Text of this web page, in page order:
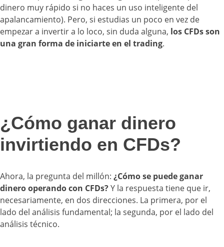
dinero muy rápido si no haces un uso inteligente del
apalancamiento). Pero, si estudias un poco en vez de
empezar a invertir a lo loco, sin duda alguna, los CFDs son
una gran forma de iniciarte en el trading.
¿Cómo ganar dinero
invirtiendo en CFDs?
Ahora, la pregunta del millón: ¿Cómo se puede ganar
dinero operando con CFDs?Y la respuesta tiene que ir,
necesariamente, en dos direcciones. La primera, por el
lado del análisis fundamental; la segunda, por el lado del
análisis técnico.